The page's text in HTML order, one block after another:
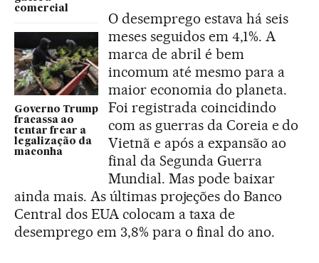
comercial
Governo Trump
fracassa ao
tentar frear a
legalização da
maconha
O desemprego estava há seis
meses seguidos em 4,1%. A
marca de abril é bem
incomum até mesmo para a
maior economia do planeta.
Foi registrada coincidindo
com as guerras da Coreia e do
Vietnã e após a expansão ao
final da Segunda Guerra
Mundial. Mas pode baixar
ainda mais. As últimas projeções do Banco
Central dos EUA colocam a taxa de
desemprego em 3,8% para o final do ano.